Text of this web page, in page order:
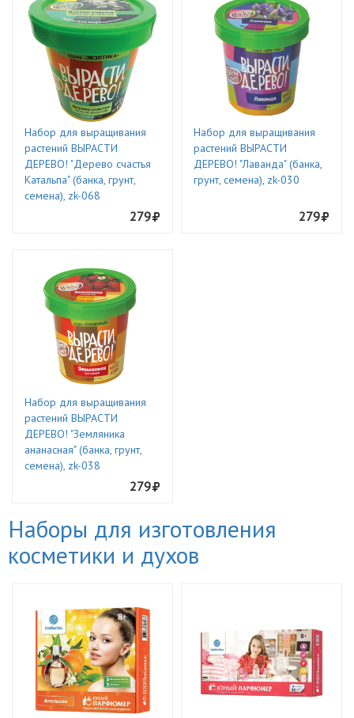
Набор для выращивания
растений ВЫРАСТИ
ДЕРЕВО! "Дерево счастья
Катальпа" (банка, грунт,
семена), zk-068
279
Набор для выращивания
растений ВЫРАСТИ
ДЕРЕВО! "Лаванда" (банка,
грунт, семена), zk-030
279
Набор для выращивания
растений ВЫРАСТИ
ДЕРЕВО! "Земляника
ананасная" (банка, грунт,
семена), zk-038
279
Наборы для изготовления
косметики и духов